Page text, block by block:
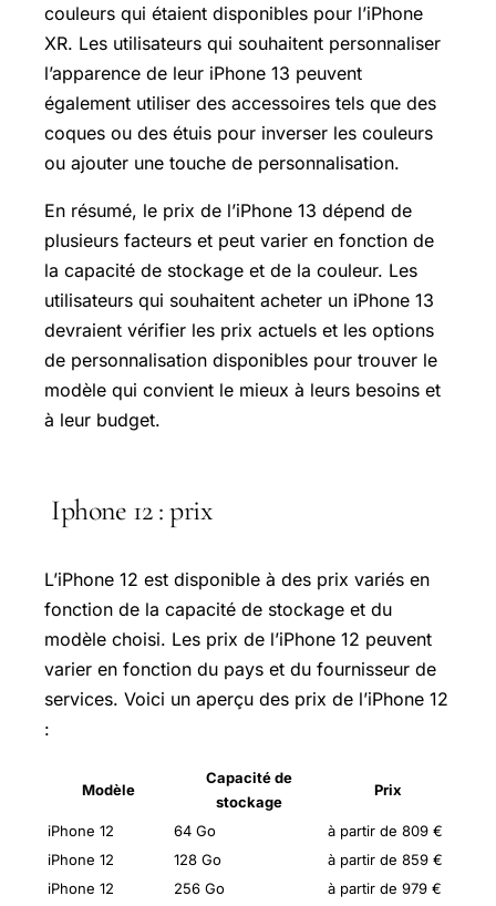
couleurs qui étaient disponibles pour l’iPhone
XR. Les utilisateurs qui souhaitent personnaliser
l’apparence de leur iPhone 13 peuvent
également utiliser des accessoires tels que des
coques ou des étuis pour inverser les couleurs
ou ajouter une touche de personnalisation.
En résumé, le prix de l’iPhone 13 dépend de
plusieurs facteurs et peut varier en fonction de
la capacité de stockage et de la couleur. Les
utilisateurs qui souhaitent acheter un iPhone 13
devraient vérifier les prix actuels et les options
de personnalisation disponibles pour trouver le
modèle qui convient le mieux à leurs besoins et
à leur budget.
Iphone 12 : prix
L’iPhone 12 est disponible à des prix variés en
fonction de la capacité de stockage et du
modèle choisi. Les prix de l’iPhone 12 peuvent
varier en fonction du pays et du fournisseur de
services. Voici un aperçu des prix de l’iPhone 12
:
Modèle
Capacité de
stockage
Prix
iPhone 12 64 Go
à partir de 809 €
iPhone 12
128 Go
à partir de 859 €
iPhone 12
256 Go à partir de 979 €